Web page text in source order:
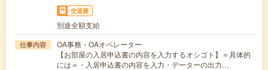
交通費
別途全額支給
仕事内容
OA事務・OAオペレーター
【お部屋の入居申込書の内容を入力するオシゴト】＝具体的
には＝・入居申込書の内容を入力・データーの出力…